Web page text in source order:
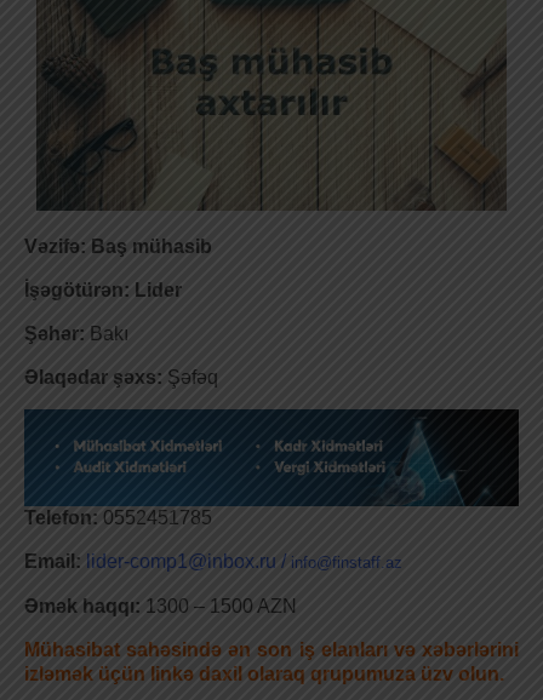
Vəzifə: Baş mühasib
İşəgötürən: Lider
Şəhər: Bakı
Əlaqədar şəxs: Şəfəq
Telefon: 0552451785
Email: lider-comp1@inbox.ru / info@finstaff.az
Əmək haqqı: 1300 – 1500 AZN
Mühasibat sahəsində ən son iş elanları və xəbərlərini
izləmək üçün linkə daxil olaraq qrupumuza üzv olun.